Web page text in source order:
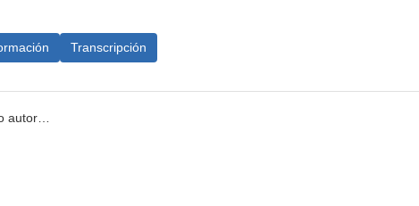
Transcripción
autor…